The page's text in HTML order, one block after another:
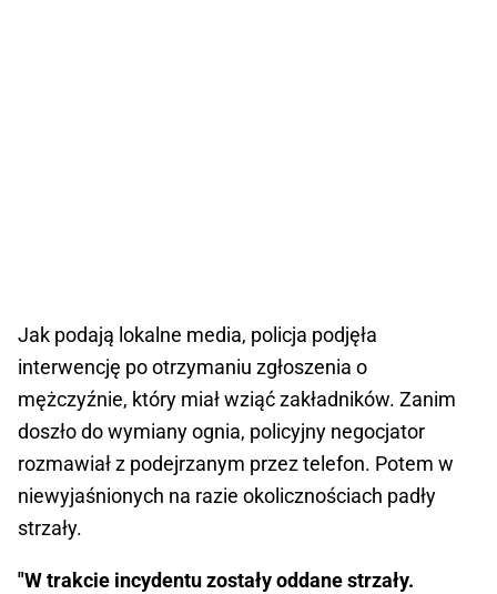
Jak podają lokalne media, policja podjęła
interwencję po otrzymaniu zgłoszenia o
mężczyźnie, który miał wziąć zakładników. Zanim
doszło do wymiany ognia, policyjny negocjator
rozmawiał z podejrzanym przez telefon. Potem w
niewyjaśnionych na razie okolicznościach padły
strzały.
"W trakcie incydentu zostały oddane strzały.